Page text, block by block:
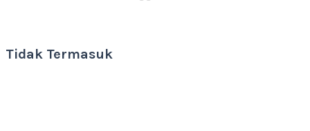
Tidak Termasuk